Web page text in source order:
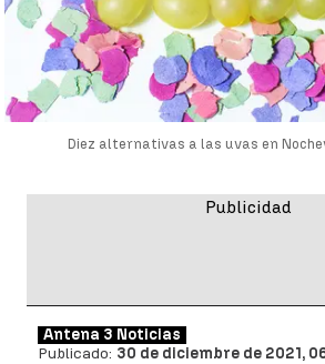
Diez alternativas a las uvas en
Antena 3 Noticias
Publicado: 30 de diciembre de 2021,